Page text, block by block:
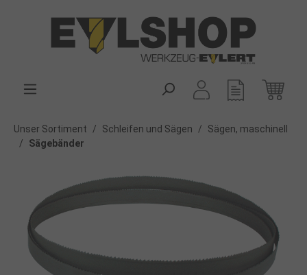
Unser Sortiment / Schleifen und Sägen /
Sägen, maschinell
/
Sägebänder